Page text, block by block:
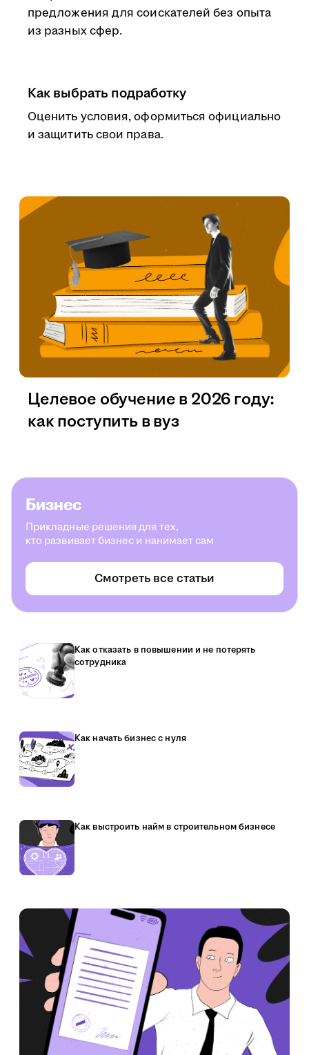
предложения для соискателей без опыта
из разных сфер.
Как выбрать подработку
Оценить условия, оформиться официально
и защитить свои права.
Целевое обучение в 2026 году:
как поступить в вуз
Бизнес
Прикладные решения для тех,
кто развивает бизнес и нанимает сам
Смотреть все статьи
Как отказать в повышении и не потерять
сотрудника
Как начать бизнес с нуля
Как выстроить найм в строительном бизнесе